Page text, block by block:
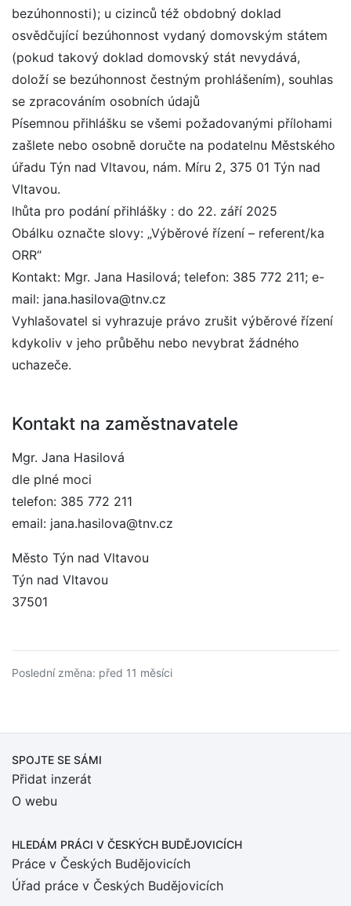
bezúhonnosti); u cizinců též obdobný doklad
osvědčující bezúhonnost vydaný domovským státem
(pokud takový doklad domovský stát nevydává,
doloží se bezúhonnost čestným prohlášením), souhlas
se zpracováním osobních údajů
Písemnou přihlášku se všemi požadovanými přílohami
zašlete nebo osobně doručte na podatelnu Městského
úřadu Týn nad Vltavou, nám. Míru 2, 375 01 Týn nad
Vltavou.
lhůta pro podání přihlášky : do 22. září 2025
Obálku označte slovy: „Výběrové řízení – referent/ka
ORR“
Kontakt: Mgr. Jana Hasilová; telefon: 385 772 211; e-
mail: jana.hasilova@tnv.cz
Vyhlašovatel si vyhrazuje právo zrušit výběrové řízení
kdykoliv v jeho průběhu nebo nevybrat žádného
uchazeče.
Kontakt na zaměstnavatele
Mgr. Jana Hasilová
dle plné moci
telefon: 385 772 211
email: jana.hasilova@tnv.cz
Město Týn nad Vltavou
Týn nad Vltavou
37501
Poslední změna: před 11 měsíci
SPOJTE SE SÁMI
Přidat inzerát
O webu
HLEDÁM PRÁCI V ČESKÝCH BUDĚJOVICÍCH
Práce v Českých Budějovicích
Úřad práce v Českých Budějovicích